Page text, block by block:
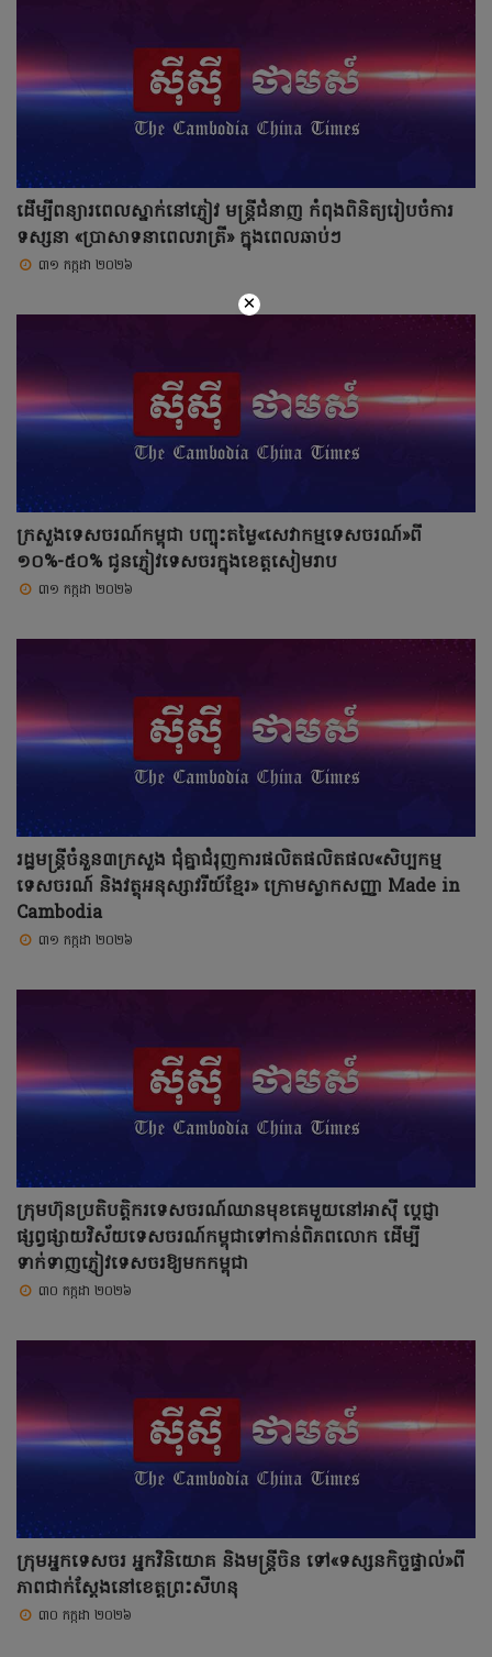
ដើម្បីពន្យារពេលស្នាក់នៅភ្ញៀវ មន្ត្រីជំនាញ កំពុងពិនិត្យរៀបចំការ
ទស្សនា «ប្រាសាទនាពេលរាត្រី» ក្នុងពេលឆាប់ៗ
៣១ កក្កដា ២០២៦
ក្រសួងទេសចរណ៍កម្ពុជា បញ្ចុះតម្លៃ«សេវាកម្មទេសចរណ៍»ពី
១០%-៥០% ជូនភ្ញៀវទេសចរក្នុងខេត្តសៀមរាប
៣១ កក្កដា ២០២៦
រដ្ឋមន្ត្រីចំនួន៣ក្រសួង ជុំគ្នាជំរុញការផលិតផលិតផល«សិប្បកម្ម
ទេសចរណ៍ និងវត្ថុអនុស្សាវរីយ៍ខ្មែរ» ក្រោមស្លាកសញ្ញា Made in
Cambodia
៣១ កក្កដា ២០២៦
ក្រុមហ៊ុនប្រតិបត្តិករទេសចរណ៍ឈានមុខគេមួយនៅអាស៊ី ប្ដេជ្ញា
ផ្សព្វផ្សាយវិស័យទេសចរណ៍កម្ពុជាទៅកាន់ពិភពលោក ដើម្បី
ទាក់ទាញភ្ញៀវទេសចរឱ្យមកកម្ពុជា
៣០ កក្កដា ២០២៦
ក្រុមអ្នកទេសចរ អ្នកវិនិយោគ និងមន្ត្រីចិន ទៅ«ទស្សនកិច្ចផ្ទាល់»ពី
ភាពជាក់ស្តែងនៅខេត្តព្រះសីហនុ
៣០ កក្កដា ២០២៦
×